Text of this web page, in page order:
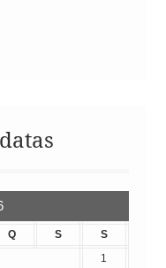
Q S
S
1